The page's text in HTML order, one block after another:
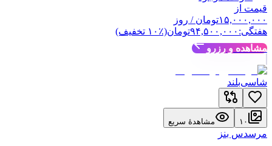
قیمت از
۱۵,۰۰۰,۰۰۰تومان / روز
هفتگی: ۹۴,۵۰۰,۰۰۰تومان(٪ ۱۰ تخفیف)
مشاهده و رزرو
شاسی‌بلند
۱۰ مشاهدهٔ سریع
مرسدس بنز